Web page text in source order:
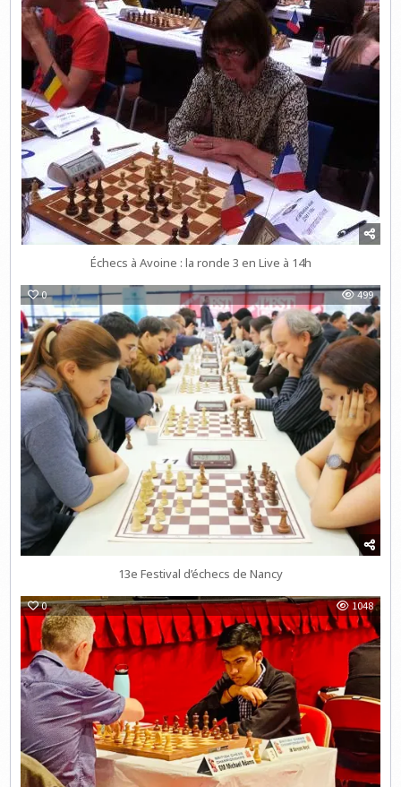
Échecs à Avoine : la ronde 3 en Live à 14h
0 499
13e Festival d’échecs de Nancy
0 1048